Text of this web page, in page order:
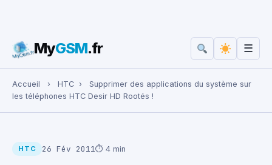
Rechercher :
MyGSM.fr ☰
Accueil › HTC ›
Supprimer des applications du système sur
les téléphones HTC Desir HD Rootés !
HTC 26 Fév 2011⏱ 4 min